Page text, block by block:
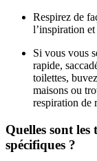
Respirez de
l’inspiration
Si vous vous
rapide,
toilettes,
maisons ou
respiration de
Quelles sont
spécifiques ?